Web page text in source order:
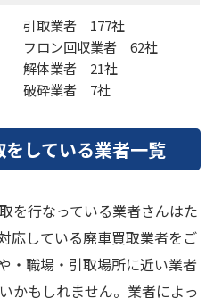
引取業者 177社
フロン回収業者 62社
解体業者 21社
破砕業者 7社
している業者一覧
を行なっている業者さんはた
応している廃車買取業者をご
・職場・引取場所に近い業者
かもしれません。業者によっ